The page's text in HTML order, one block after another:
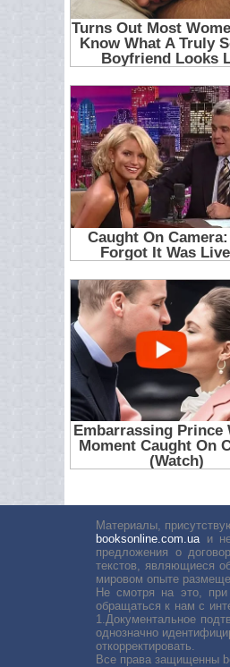
Материалы,
booksonline.com.uaи не
предложения о
текстов, являющиеся
мировом опыте
Не смотря на это,
обращаться к нам с
1.Документальное
однозначно
откорректировать.
Все права защищенны